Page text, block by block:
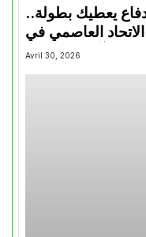
يعطيك بطولة..
الاتحاد العاصمي في
تتويجاته آخر السنوات
Avril 30, 2026